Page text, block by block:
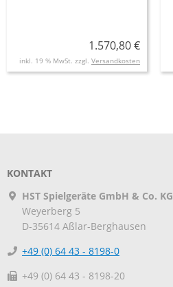
1.570,80 €
inkl. 19 % MwSt. zzgl. Versandkosten
KONTAKT
HST Spielgeräte GmbH & Co. KG
Weyerberg 5
D-35614 Aßlar-Berghausen
+49 (0) 64 43 - 8198-0
+49 (0) 64 43 - 8198-20